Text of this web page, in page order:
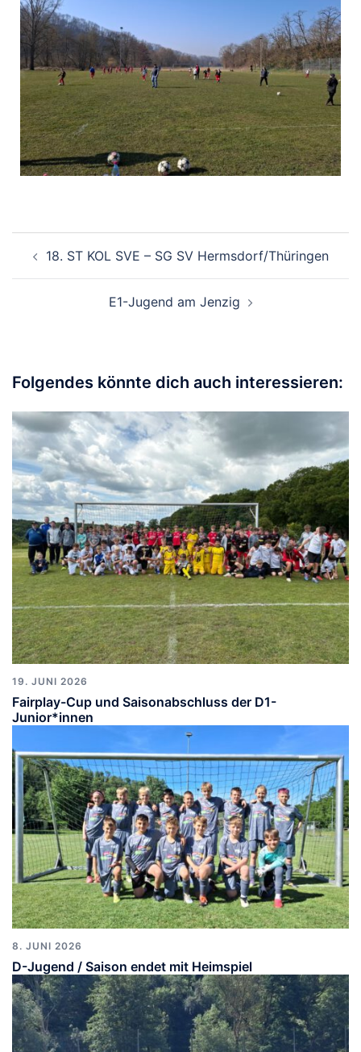
18. ST KOL SVE – SG SV Hermsdorf/Thüringen
E1-Jugend am Jenzig
Folgendes könnte dich auch interessieren:
19. JUNI 2026
Fairplay-Cup und Saisonabschluss der D1-
Junior*innen
8. JUNI 2026
D-Jugend / Saison endet mit Heimspiel